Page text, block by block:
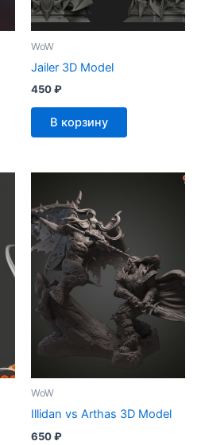
WoW
Jailer 3D Model
450₽
В корзину
WoW
Illidan vs Arthas 3D Model
650₽